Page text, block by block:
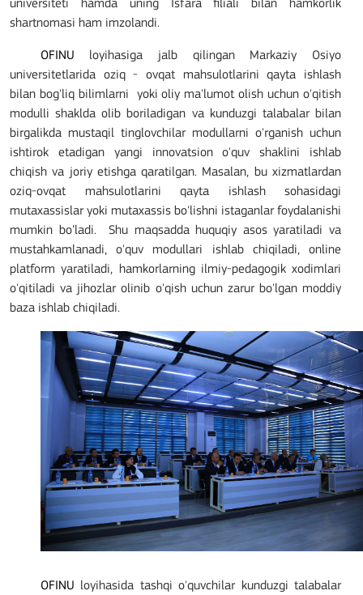
universiteti hamda uning Isfara filiali bilan hamkorlik
shartnomasi ham imzolandi.
OFINU loyihasiga jalb qilingan Markaziy Osiyo
universitetlarida oziq - ovqat mahsulotlarini qayta ishlash
bilan bog'liq bilimlarni
yoki oliy ma'lumot olish uchun o'qitish
modulli shaklda olib boriladigan va kunduzgi talabalar bilan
birgalikda mustaqil tinglovchilar modullarni o'rganish uchun
ishtirok etadigan yangi innovatsion o'quv shaklini ishlab
chiqish va joriy etishga qaratilgan. Masalan, bu xizmatlardan
oziq-ovqat mahsulotlarini qayta ishlash sohasidagi
mutaxassislar yoki mutaxassis bo'lishni istaganlar foydalanishi
mumkin bo’ladi.
Shu maqsadda huquqiy asos yaratiladi va
mustahkamlanadi, o'quv modullari ishlab chiqiladi, online
platform yaratiladi, hamkorlarning ilmiy-pedagogik xodimlari
o'qitiladi va jihozlar olinib o'qish uchun zarur bo'lgan moddiy
baza ishlab chiqiladi.
OFINU loyihasida tashqi o'quvchilar kunduzgi talabalar